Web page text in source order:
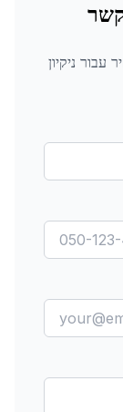
קשר
עבור ניקיון